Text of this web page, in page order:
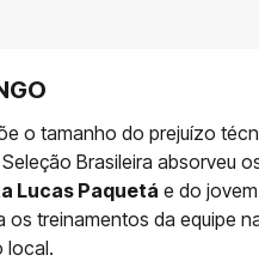
o tamanho do prejuízo
Brasileira absorveu
Lucas Paquetá e do
treinamentos da equipe
local.